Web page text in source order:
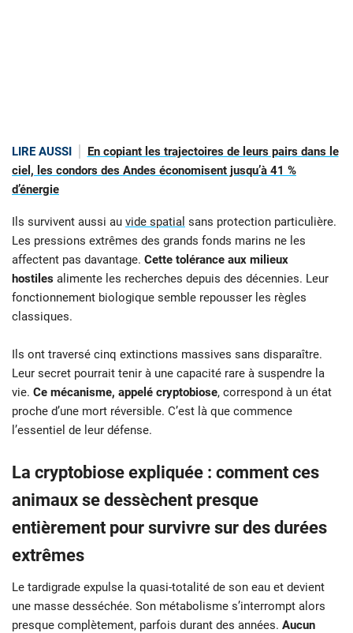
LIRE AUSSI
En copiant les trajectoires de leurs pairs dans le
ciel, les condors des Andes économisent jusqu’à 41 %
d’énergie
Ils survivent aussi au vide spatial sans protection particulière.
Les pressions extrêmes des grands fonds marins ne les
affectent pas davantage. Cette tolérance aux milieux
hostiles alimente les recherches depuis des décennies. Leur
fonctionnement biologique semble repousser les règles
classiques.
Ils ont traversé cinq extinctions massives sans disparaître.
Leur secret pourrait tenir à une capacité rare à suspendre la
vie. Ce mécanisme, appelé cryptobiose, correspond à un état
proche d’une mort réversible. C’est là que commence
l’essentiel de leur défense.
La cryptobiose expliquée : comment ces
animaux se dessèchent presque
entièrement pour survivre sur des durées
extrêmes
Le tardigrade expulse la quasi-totalité de son eau et devient
une masse desséchée. Son métabolisme s’interrompt alors
presque complètement, parfois durant des années. Aucun